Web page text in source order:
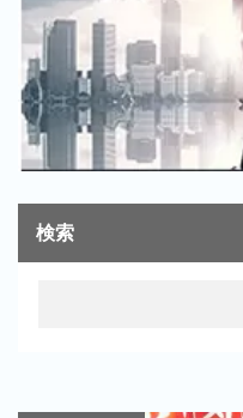
検索